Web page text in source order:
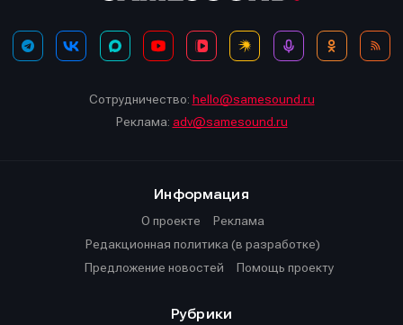
Сотрудничество: hello@samesound.ru
Реклама: adv@samesound.ru
Информация
О проекте
Реклама
Редакционная политика (в разработке)
Предложение новостей
Помощь проекту
Рубрики